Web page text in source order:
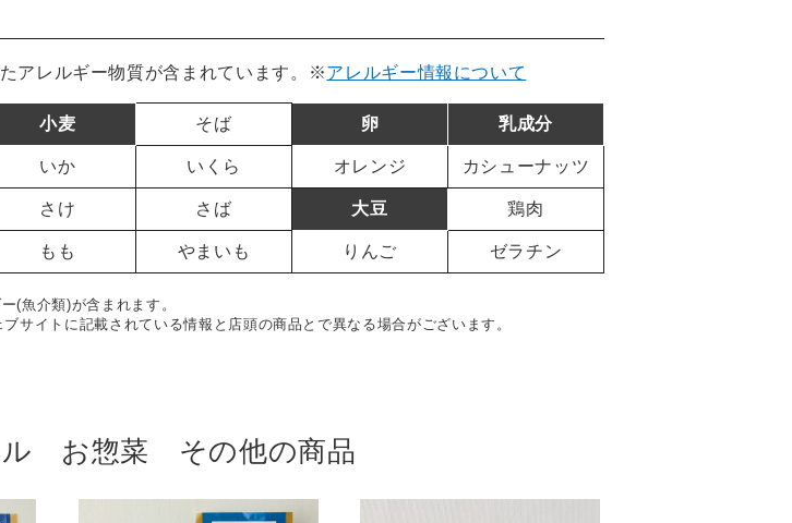
アレルギー物質が含まれています。 ※アレルギー情報について
小麦 そば 卵 乳成分
いか いくら オレンジ カシューナッツ
さけ さば 大豆 鶏肉
もも やまいも りんご ゼラチン
(魚介類)が含まれます。
イトに記載されている情報と店頭の商品とで異なる場合がございます。
ル お惣菜 その他の商品